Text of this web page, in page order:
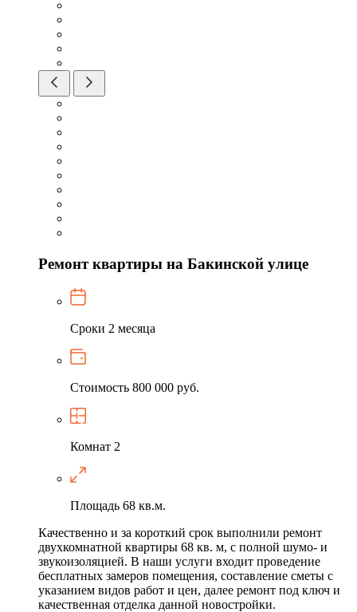
Ремонт квартиры на Бакинской улице
Сроки 2 месяца
Стоимость 800 000 руб.
Комнат 2
Площадь 68 кв.м.
Качественно и за короткий срок выполнили ремонт
двухкомнатной квартиры 68 кв. м, с полной шумо- и
звукоизоляцией. В наши услуги входит проведение
бесплатных замеров помещения, составление сметы с
указанием видов работ и цен, далее ремонт под ключ и
качественная отделка данной новостройки.